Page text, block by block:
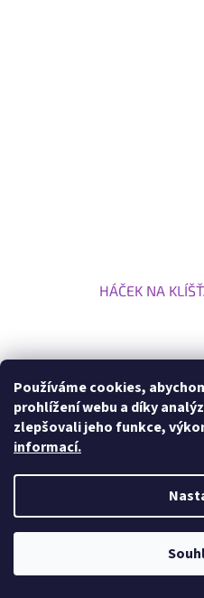
Používáme cookies,
prohlížení webu a díky
zlepšovali jeho funkce,
informací.
HÁČEK NA
75 Kč
Kleštičky na klíšťata Smart®